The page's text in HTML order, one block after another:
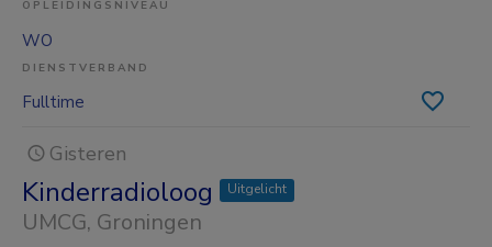
OPLEIDINGSNIVEAU
WO
DIENSTVERBAND
Fulltime
Gisteren
Kinderradioloog Uitgelicht
UMCG, Groningen